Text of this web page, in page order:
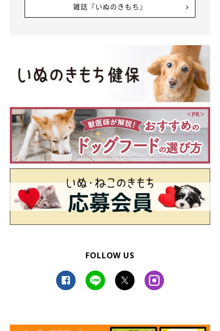
雑誌『いぬのきもち』
FOLLOW US